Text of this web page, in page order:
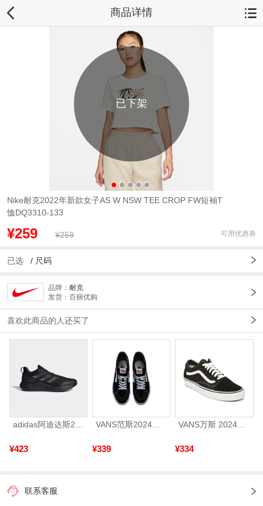
商品详情
已下架
Nike耐克2022年新款女子AS W NSW TEE CROP FW短袖T
恤DQ3310-133
¥259 ¥259 可用优惠券
已选 / 尺码
品牌： 耐克
发货：百丽优购
喜欢此商品的人还买了
¥423 ¥339 ¥334
联系客服